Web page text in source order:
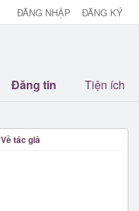
ĐĂNG NHẬP ĐĂNG KÝ
Đăng tin Tiện ích
Về tác giả